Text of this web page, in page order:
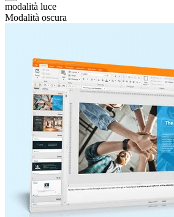
modalità luce
Modalità oscura